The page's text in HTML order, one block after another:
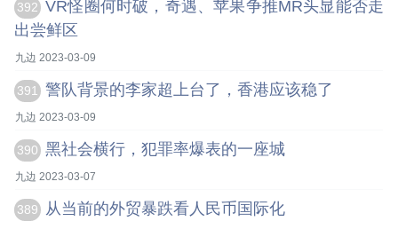
392 VR怪圈何时破，奇遇、苹果争推MR头显能否走
出尝鲜区
九边 2023-03-09
391 警队背景的李家超上台了，香港应该稳了
九边 2023-03-09
390 黑社会横行，犯罪率爆表的一座城
九边 2023-03-07
389 从当前的外贸暴跌看人民币国际化